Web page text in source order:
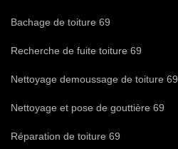
Bachage de toiture 69
Recherche de fuite toiture 69
Nettoyage demoussage de toiture 69
Nettoyage et pose de gouttière 69
Réparation de toiture 69